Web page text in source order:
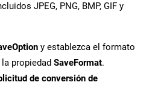
JPEG, PNG, BMP, GIF y
y establezca el formato
propiedad SaveFormat.
de conversión de